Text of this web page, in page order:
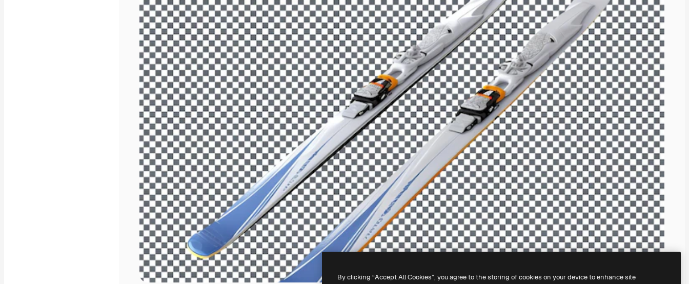
By clicking “Accept All Cookies”, you agree to the storing of cookies on your device to enhance site